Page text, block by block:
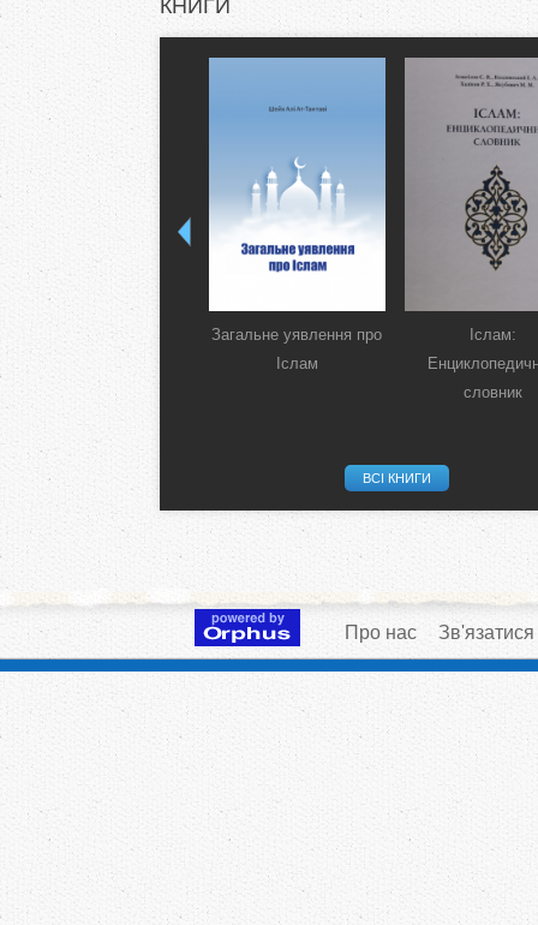
КНИГИ
Загальне уявлення про
Іслам
Іслам:
словник
ВСІ КНИГИ
Про нас